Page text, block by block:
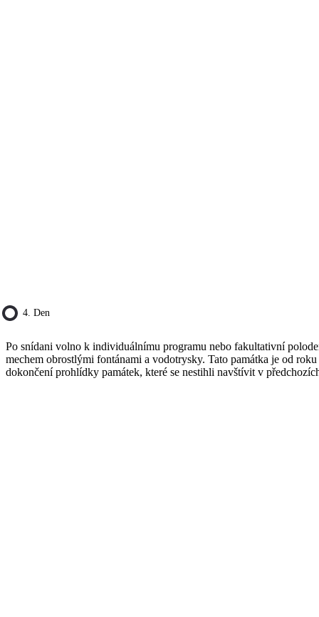
4. Den
Po snídani volno k individuálnímu programu nebo fakultativní
mechem obrostlými fontánami a vodotrysky. Tato památka je od
dokončení prohlídky památek, které se nestihli navštívit v